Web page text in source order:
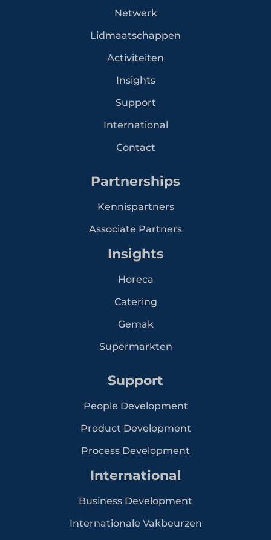
Netwerk
Lidmaatschappen
Activiteiten
Insights
Support
International
Contact
Partnerships
Kennispartners
Associate Partners
Insights
Horeca
Catering
Gemak
Supermarkten
Support
People Development
Product Development
Process Development
International
Business Development
Internationale Vakbeurzen